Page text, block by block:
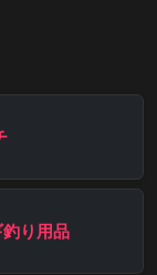
り用品